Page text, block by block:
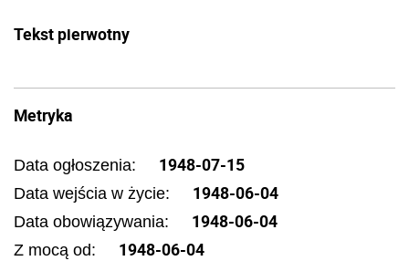
Tekst pierwotny
Metryka
Data ogłoszenia: 1948-07-15
Data wejścia w życie: 1948-06-04
Data obowiązywania: 1948-06-04
Z mocą od: 1948-06-04